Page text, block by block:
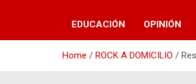
EDUCACIÓN OPINIÓN
Home ROCK A DOMICILIO